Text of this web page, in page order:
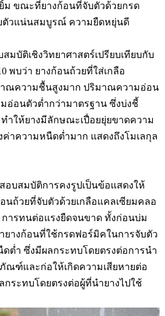
ยิ้ม ขณะที่ยางก้อนที่จับตัวด้วยกรด
ตัวแน่นสมบูรณ์ ความยืดหยุ่นดี
มบัติเชิงวิทยาศาสตร์เปรียบเทียบกับ
พบว่า ยางก้อนถ้วยที่ใส่เกลือ
ณความชื้นสูงมาก ปริมาณความอ่อน
อ่อนตัวต่ำกว่ามาตรฐาน ซึ่งบ่งชี้
ำให้ยางมีลักษณะเปื่อยยุ่ยขาดความ
ค่าความหนืดต่ำมาก แสดงถึงโมเลกุล
อบสมบัติการคงรูปเป็นข้อแสดงให้
นถ้วยที่จับตัวด้วยเกลือแคลเซียมคลอ
ารทนต่อแรงยืดจนขาด ทั้งก่อนบ่ม
ายางก้อนที่ใช้กรดฟอร์มิคในการจับตัว
ต่ำ ซึ่งมีผลกระทบโดยตรงต่อการนำ
ณฑ์และก่อให้เกิดความเสียหายต่อ
ระทบโดยตรงต่อผู้ที่นำยางไปใช้